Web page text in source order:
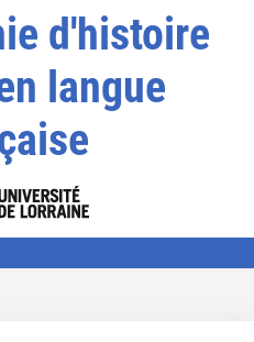
d'histoire
langue